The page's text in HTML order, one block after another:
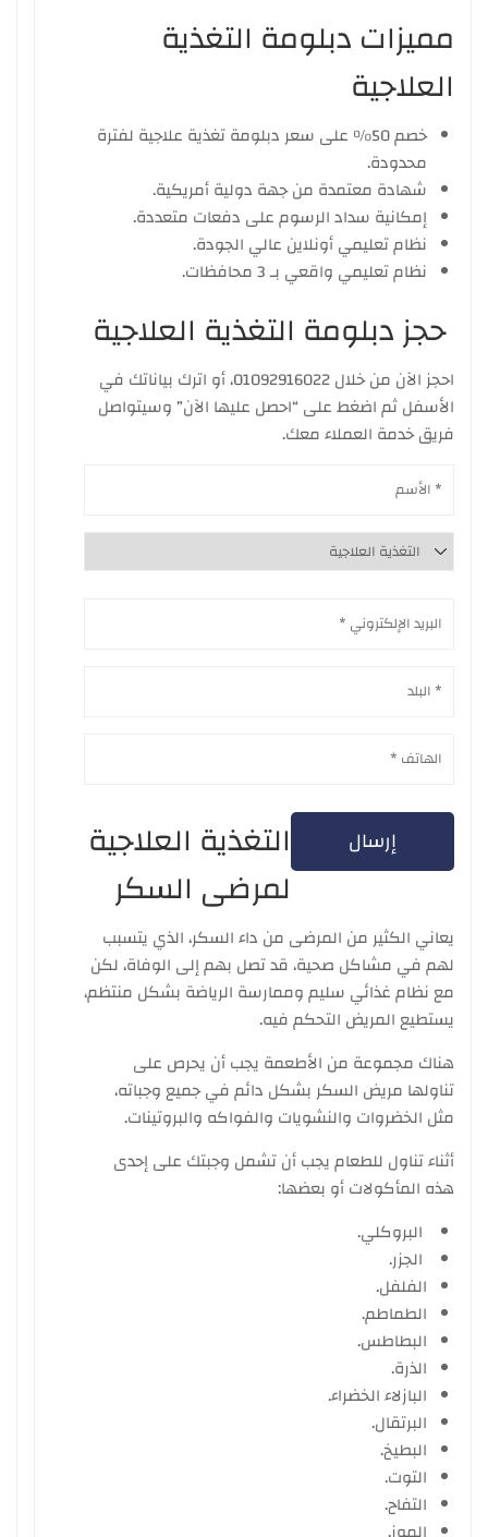
مميزات دبلومة التغذية
العلاجية
خصم 50% على سعر دبلومة تغذية علاجية لفترة
محدودة.
شهادة معتمدة من جهة دولية أمريكية.
إمكانية سداد الرسوم على دفعات متعددة.
نظام تعليمي أونلاين عالي الجودة.
نظام تعليمي واقعي بـ 3 محافظات.
حجز دبلومة التغذية العلاجية
احجز الآن من خلال 01092916022، أو اترك بياناتك في
الأسفل ثم اضغط على “احصل عليها الآن” وسيتواصل
فريق خدمة العملاء معك.
التغذية العلاجية
لمرضى السكر
يعاني الكثير من المرضى من داء السكر، الذي يتسبب
لهم في مشاكل صحية، قد تصل بهم إلى الوفاة، لكن
مع نظام غذائي سليم وممارسة الرياضة بشكل منتظم،
يستطيع المريض التحكم فيه.
هناك مجموعة من الأطعمة يجب أن يحرص على
تناولها مريض السكر بشكل دائم في جميع وجباته،
مثل الخضروات والنشويات والفواكه والبروتينات.
أثناء تناول للطعام يجب أن تشمل وجبتك على إحدى
هذه المأكولات أو بعضها:
البروكلي.
الجزر.
الفلفل.
الطماطم.
البطاطس.
الذرة.
البازلاء الخضراء.
البرتقال.
البطيخ.
التوت.
التفاح.